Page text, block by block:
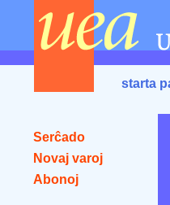
starta
Serĉado
Novaj varoj
Abonoj